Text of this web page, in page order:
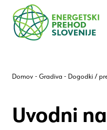
vsebino
navigacijo
Domov Gradiva Dogodki /
Uvodni